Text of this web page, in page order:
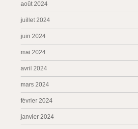
août 2024
juillet 2024
juin 2024
mai 2024
avril 2024
mars 2024
février 2024
janvier 2024